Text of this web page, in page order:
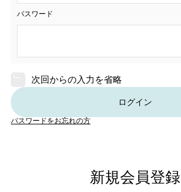
パスワード
次回からの入力を省略
ログイン
パスワードをお忘れの方
新規会員登録